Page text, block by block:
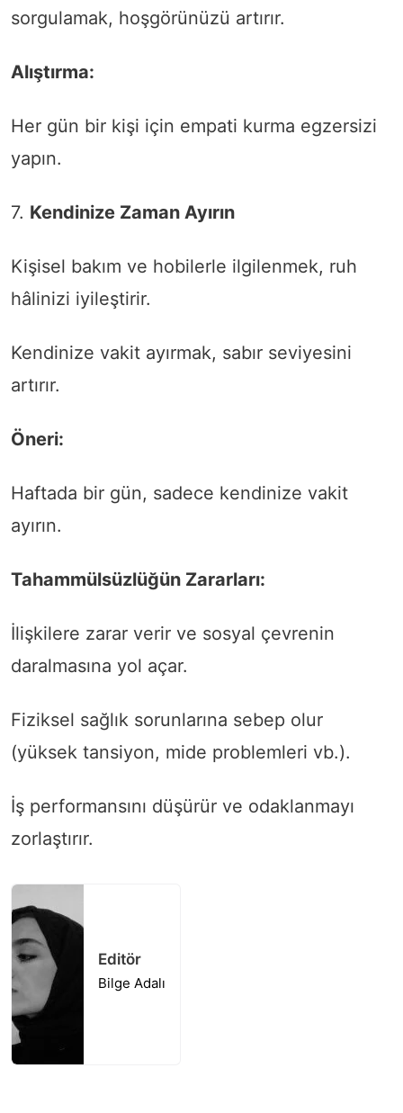
sorgulamak, hoşgörünüzü artırır.
Alıştırma:
Her gün bir kişi için empati kurma egzersizi
yapın.
7. Kendinize Zaman Ayırın
Kişisel bakım ve hobilerle ilgilenmek, ruh
hâlinizi iyileştirir.
Kendinize vakit ayırmak, sabır seviyesini
artırır.
Öneri:
Haftada bir gün, sadece kendinize vakit
ayırın.
Tahammülsüzlüğün Zararları:
İlişkilere zarar verir ve sosyal çevrenin
daralmasına yol açar.
Fiziksel sağlık sorunlarına sebep olur
(yüksek tansiyon, mide problemleri vb.).
İş performansını düşürür ve odaklanmayı
zorlaştırır.
Editör
Bilge Adalı